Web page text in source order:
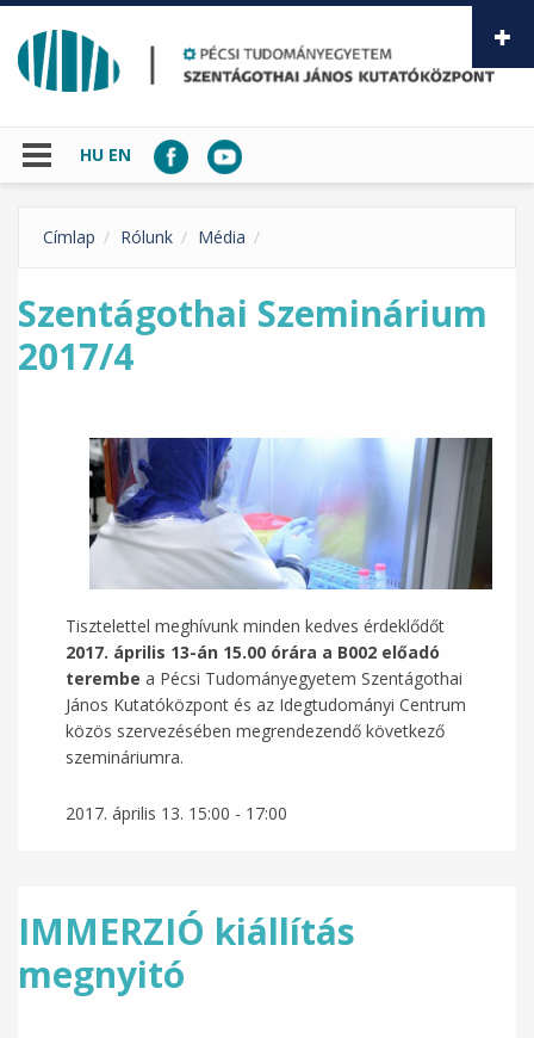
Ugrás a tartalomra
HU EN
Címlap Rólunk Média
Szentágothai Szeminárium
2017/4
Tisztelettel meghívunk minden kedves érdeklődőt
2017. április 13-án 15.00 órára a B002 előadó
terembe a Pécsi Tudományegyetem Szentágothai
János Kutatóközpont és az Idegtudományi Centrum
közös szervezésében megrendezendő következő
szemináriumra.
2017. április 13. 15:00 - 17:00
IMMERZIÓ kiállítás
megnyitó